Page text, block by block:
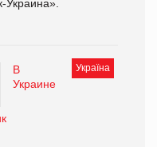
Україна
В
Украине